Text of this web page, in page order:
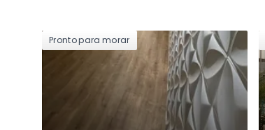
Pronto para morar